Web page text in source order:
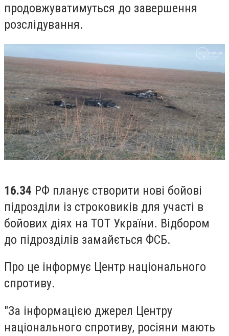
продовжуватимуться до завершення
розслідування.
16.34 РФ планує створити нові бойові
підрозділи із строковиків для участі в
бойових діях на ТОТ України. Відбором
до підрозділів замайється ФСБ.
Про це інформує Центр національного
спротиву.
"За інформацією джерел Центру
національного спротиву, росіяни мають